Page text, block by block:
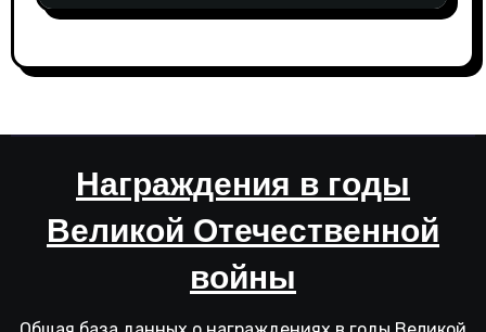
Награждения в годы
Великой Отечественной
войны